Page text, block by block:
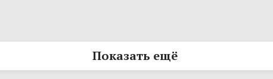
Показать ещё